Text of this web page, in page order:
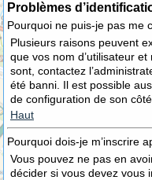
Problèmes
Pourquoi ne puis-je pas me
Plusieurs raisons peuvent
que vos nom d’utilisateur
sont, contactez
été banni. Il est possible
de configuration de son
Haut
Pourquoi dois-je m’inscrire
Vous pouvez ne pas en
décider si vous devez vous